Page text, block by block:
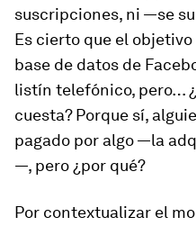
suscripciones, ni —se
Es cierto que el
base de datos de
listín telefónico, pero…
cuesta? Porque sí,
pagado por algo —la
—, pero ¿por qué?
Por contextualizar el